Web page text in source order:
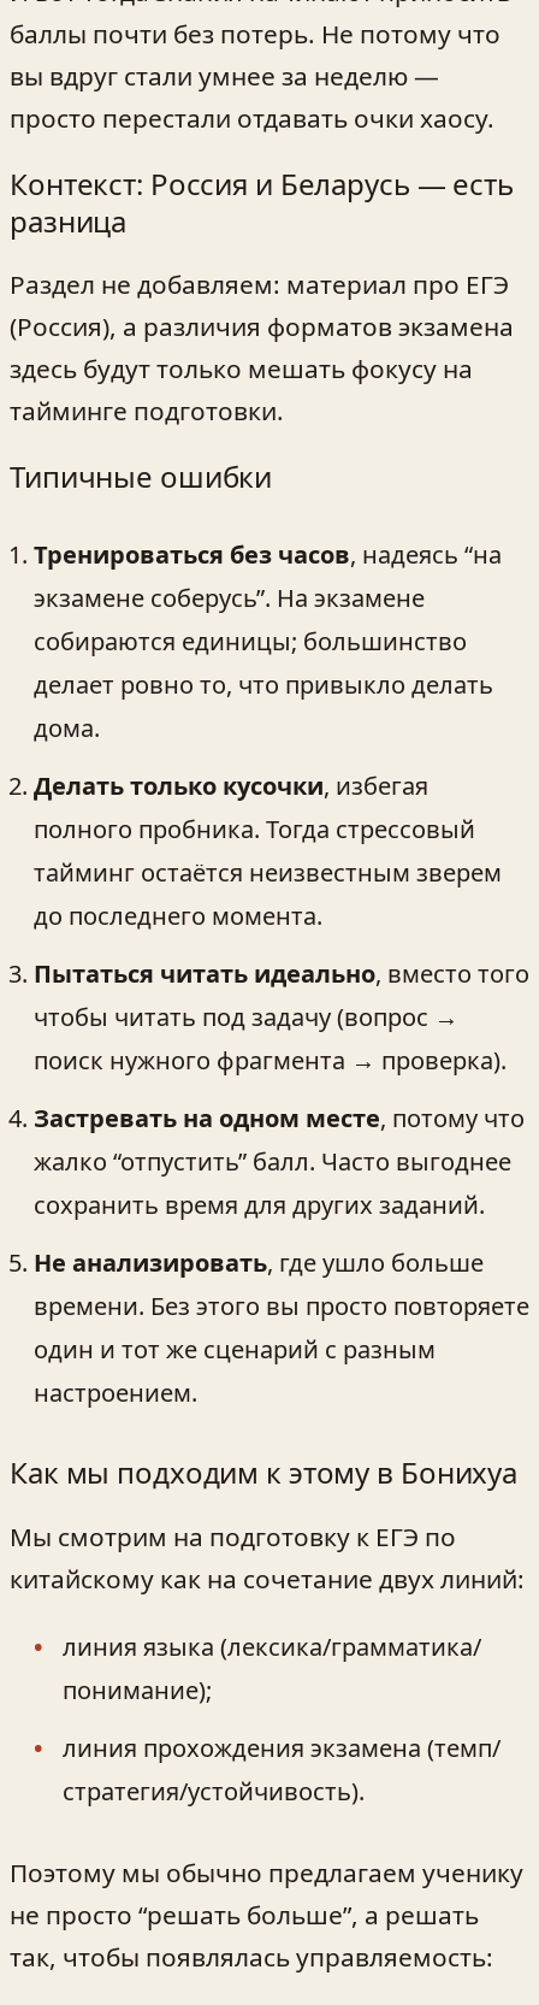
баллы почти без потерь. Не потому что
вы вдруг стали умнее за неделю —
просто перестали отдавать очки хаосу.
Контекст: Россия и Беларусь — есть
разница
Раздел не добавляем: материал про ЕГЭ
(Россия), а различия форматов экзамена
здесь будут только мешать фокусу на
тайминге подготовки.
Типичные ошибки
Тренироваться без часов, надеясь “на
экзамене соберусь”. На экзамене
собираются единицы; большинство
делает ровно то, что привыкло делать
дома.
Делать только кусочки, избегая
полного пробника. Тогда стрессовый
тайминг остаётся неизвестным зверем
до последнего момента.
Пытаться читать идеально, вместо того
чтобы читать под задачу (вопрос →
поиск нужного фрагмента → проверка).
Застревать на одном месте, потому что
жалко “отпустить” балл. Часто выгоднее
сохранить время для других заданий.
Не анализировать, где ушло больше
времени. Без этого вы просто повторяете
один и тот же сценарий с разным
настроением.
Как мы подходим к этому в Бонихуа
Мы смотрим на подготовку к ЕГЭ по
китайскому как на сочетание двух линий:
линия языка (лексика/грамматика/
понимание);
линия прохождения экзамена (темп/
стратегия/устойчивость).
Поэтому мы обычно предлагаем ученику
не просто “решать больше”, а решать
так, чтобы появлялась управляемость: